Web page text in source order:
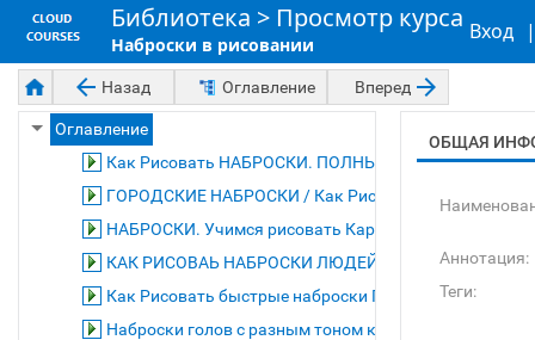
Библиотека > Просмотр курса
Наброски в рисовании
Вход |
Назад Оглавление Вперед
Оглавление
Как Рисовать НАБРОСКИ. ПОЛНЫЙ УРОК!
ГОРОДСКИЕ НАБРОСКИ / Как Рисовать НАБРОСКИ
НАБРОСКИ. Учимся рисовать Карандашом /
КАК РИСОВАЬ НАБРОСКИ ЛЮДЕЙ (ГОЛОВ) / Как
Как Рисовать быстрые наброски Портретов (голов)
Наброски голов с разным тоном кожи и разными
ОБЩАЯ
Аннотация:
Теги: